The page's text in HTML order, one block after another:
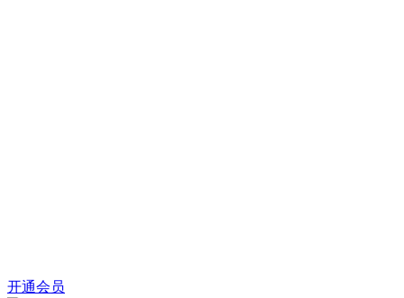
开通会员